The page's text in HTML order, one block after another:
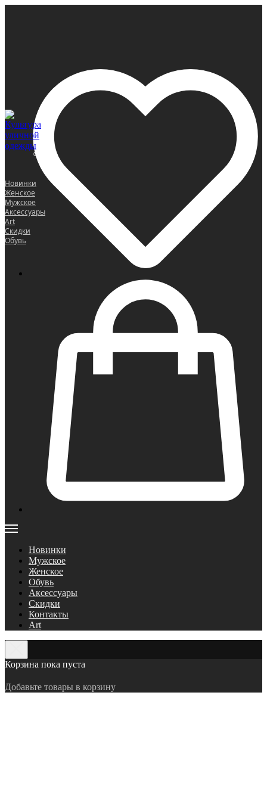
0
Новинки
Женское
Мужское
Аксессуары
Art
Скидки
Обувь
Новинки
Мужское
Женское
Обувь
Аксессуары
Скидки
Контакты
Art
Корзина пока пуста
Добавьте товары в корзину